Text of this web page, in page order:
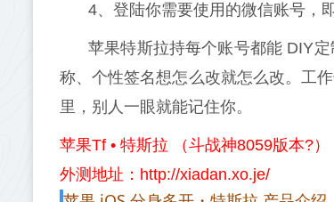
4、登陆你需要使用的微信账号，
苹果特斯拉持每个账号都能 DIY
称、个性签名想怎么改就怎么改。工
里，别人一眼就能记住你。
苹果Tf • 特斯拉 （斗战神8059版本?）
外测地址：http://xiadan.xo.je/